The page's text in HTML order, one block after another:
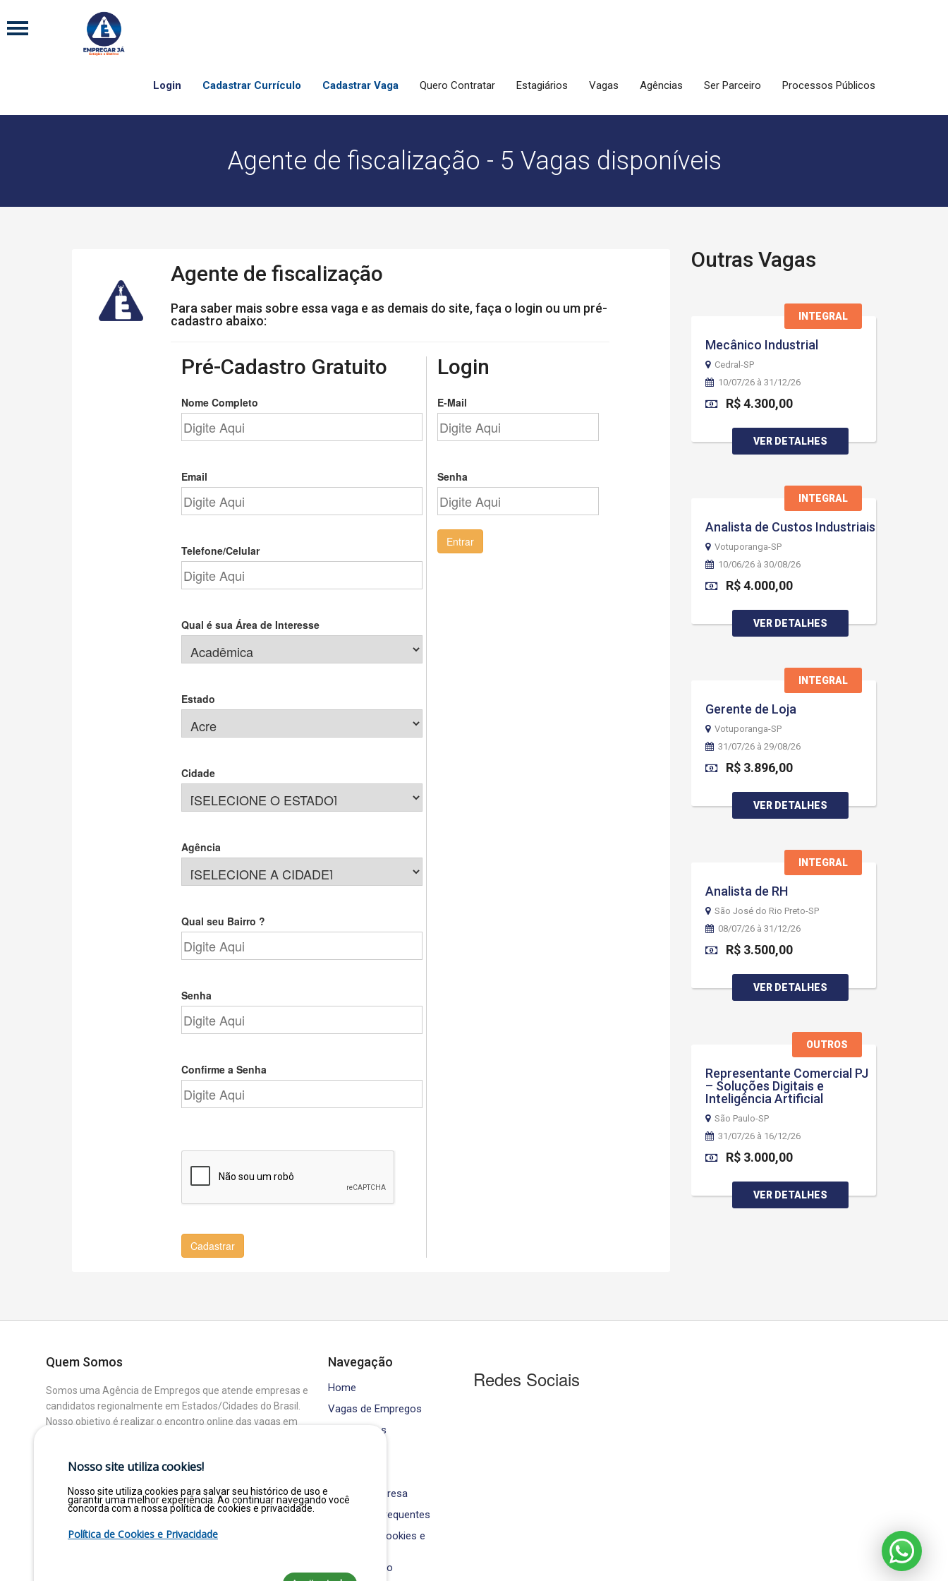
Login Cadastrar Currículo Cadastrar Vaga Quero Contratar Estagiários Vagas Agências Ser Parceiro Processos Públicos
Agente de fiscalização - 5 Vagas disponíveis
Agente de fiscalização
Para saber mais sobre essa vaga e as demais do site, faça o login ou um pré-
cadastro abaixo:
Pré-Cadastro Gratuito
Nome Completo
Email
Telefone/Celular
Qual é sua Área de Interesse
Estado
Cidade
Agência
Qual seu Bairro ?
Senha
Confirme a Senha
Cadastrar
Login
E-Mail
Senha
Entrar
Outras Vagas
INTEGRAL
Mecânico Industrial
Cedral-SP
10/07/26 à 31/12/26
R$ 4.300,00
VER DETALHES
INTEGRAL
Analista de Custos Industriais
Votuporanga-SP
10/06/26 à 30/08/26
R$ 4.000,00
VER DETALHES
INTEGRAL
Gerente de Loja
Votuporanga-SP
31/07/26 à 29/08/26
R$ 3.896,00
VER DETALHES
INTEGRAL
Analista de RH
São José do Rio Preto-SP
08/07/26 à 31/12/26
R$ 3.500,00
VER DETALHES
OUTROS
Representante Comercial PJ
– Soluções Digitais e
Inteligência Artificial
São Paulo-SP
31/07/26 à 16/12/26
R$ 3.000,00
VER DETALHES
Quem Somos
Somos uma Agência de Empregos que atende empresas e
candidatos regionalmente em Estados/Cidades do Brasil.
Nosso objetivo é realizar o encontro online das vagas em
Navegação
Home
Vagas de Empregos
Contratados
Área da Empresa
Perguntas Frequentes
Política de Cookies e
Fale Conosco
Redes Sociais
Nosso site utiliza cookies!
Nosso site utiliza cookies para salvar seu histórico de uso e
garantir uma melhor experiência. Ao continuar navegando você
concorda com a nossa política de cookies e privacidade.
Política de Cookies e Privacidade